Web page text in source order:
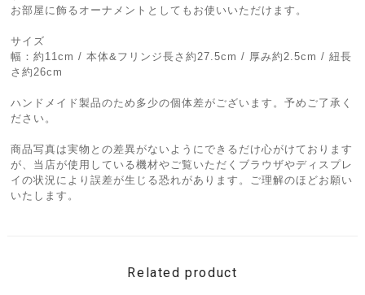
お部屋に飾るオーナメントとしてもお使いいただけます。
サイズ
幅：約11cm / 本体&フリンジ長さ約27.5cm / 厚み約2.5cm / 紐長
さ約26cm
ハンドメイド製品のため多少の個体差がございます。予めご了承く
ださい。
商品写真は実物との差異がないようにできるだけ心がけております
が、当店が使用している機材やご覧いただくブラウザやディスプレ
イの状況により誤差が生じる恐れがあります。ご理解のほどお願い
いたします。
Related product